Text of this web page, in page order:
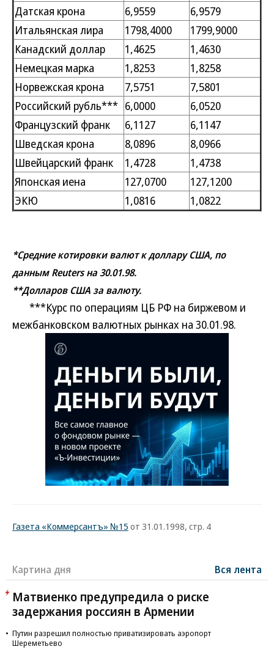
Датская крона
6,9559
6,9579
Итальянская лира
1798,4000
1799,9000
Канадский доллар
1,4625
1,4630
Немецкая марка
1,8253
1,8258
Норвежская крона
7,5751
7,5801
Российский рубль*** 6,0000
6,0520
Французский франк
6,1127
6,1147
Шведская крона
8,0896
8,0966
Швейцарский франк
1,4728
1,4738
Японская иена
127,0700
127,1200
ЭКЮ
1,0816 1,0822
*Средние котировки валют к доллару США, по
данным Reuters на 30.01.98.
**Долларов США за валюту.
***Курс по операциям ЦБ РФ на биржевом и
межбанковском валютных рынках на 30.01.98.
Газета «Коммерсантъ» №15 от 31.01.1998, стр. 4
Картина дня Вся лента
Матвиенко предупредила о риске
задержания россиян в Армении
Путин разрешил полностью приватизировать аэропорт
Шереметьево